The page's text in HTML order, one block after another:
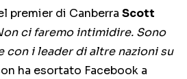
premier di Canberra Scott
ci faremo intimidire. Sono
i leader di altre nazioni su
ha esortato Facebook a